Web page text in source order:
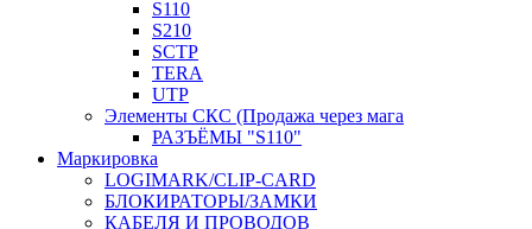
S110
S210
SCTP
TERA
UTP
Элементы СКС (Продажа через мага
РАЗЪЁМЫ "S110"
Маркировка
LOGIMARK/CLIP-CARD
БЛОКИРАТОРЫ/ЗАМКИ
КАБЕЛЯ И ПРОВОДОВ